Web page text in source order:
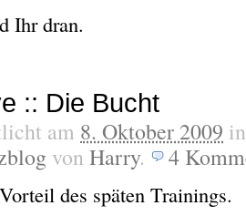
Ihr dran.
:: Die Bucht
am 8. Oktober 2009
von Harry. 4
des späten Trainings.